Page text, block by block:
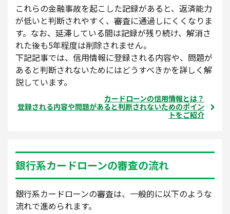
これらの金融事故を起こした記録があると、返済能力
が低いと判断されやすく、審査に通過しにくくなりま
す。なお、延滞している間は記録が残り続け、解消さ
れた後も5年程度は削除されません。
下記記事では、信用情報に登録される内容や、問題が
あると判断されないためにはどうすべきかを詳しく解
説しています。
カードローンの信用情報とは？
登録される内容や問題があると判断されないためのポイン
トをご紹介
銀行系カードローンの審査の流れ
銀行系カードローンの審査は、一般的に以下のような
流れで進められます。